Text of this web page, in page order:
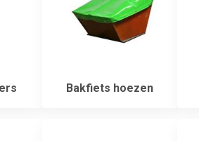
Bakfiets hoezen